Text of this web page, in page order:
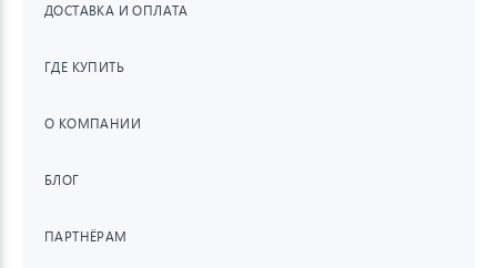
ДОСТАВКА И ОПЛАТА
ГДЕ КУПИТЬ
О КОМПАНИИ
БЛОГ
ПАРТНЁРАМ